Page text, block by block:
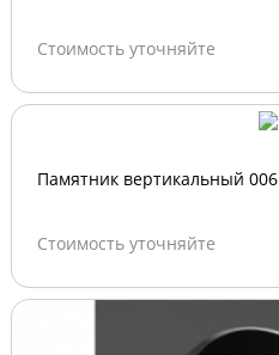
Стоимость уточняйте
Памятник вертикальный 006
Стоимость уточняйте